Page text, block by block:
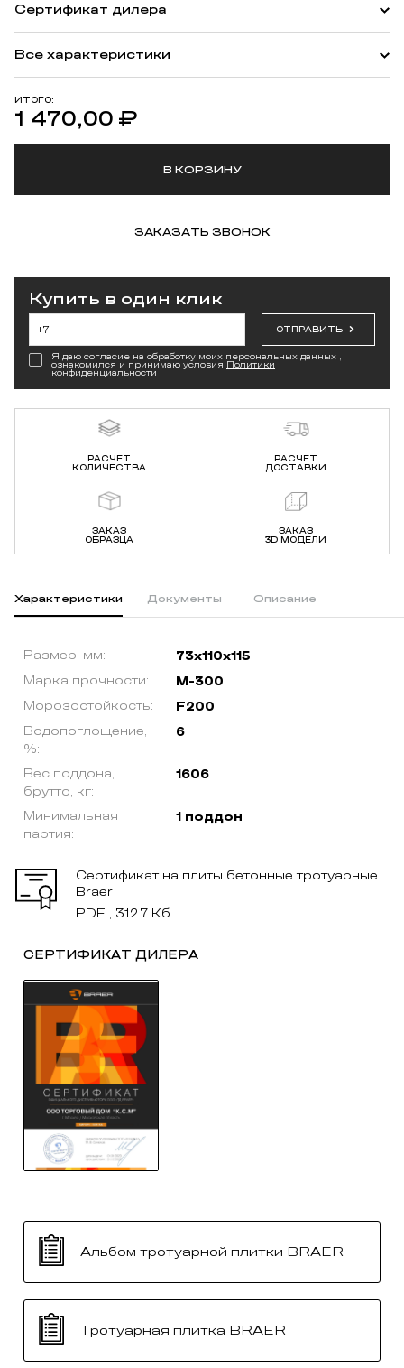
ИТОГО:
1 470,00 ₽
В КОРЗИНУ
ЗАКАЗАТЬ ЗВОНОК
Все характеристики
Сертификат дилера
Купить в один клик
ОТПРАВИТЬ
Я даю согласие на обработку моих персональных данных ,
ознакомился и принимаю условия Политики
конфиденциальности
РАСЧЕТ
КОЛИЧЕСТВА
РАСЧЕТ
ДОСТАВКИ
ЗАКАЗ
ОБРАЗЦА
ЗАКАЗ
3D МОДЕЛИ
Характеристики Документы Описание
Размер, мм: 73x110x115
Марка прочности: М-300
Морозостойкость: F200
Водопоглощение,
%:
6
Вес поддона,
брутто, кг:
1606
Минимальная
партия:
1 поддон
Сертификат на плиты бетонные тротуарные
Braer
PDF , 312.7 Кб
СЕРТИФИКАТ ДИЛЕРА
Альбом тротуарной плитки BRAER
Тротуарная плитка BRAER